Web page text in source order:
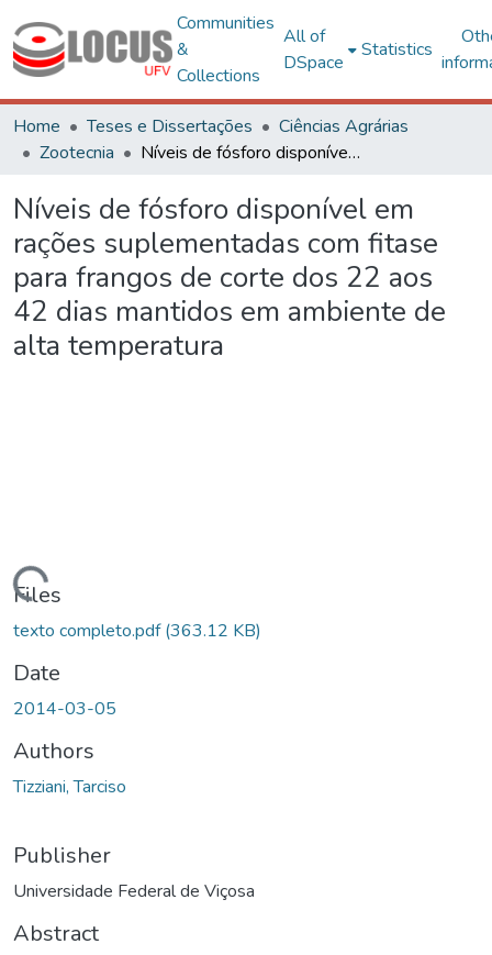
Communities
&
Collections
All of
DSpace
Statistics
Home Teses e Dissertações
Ciências Agrárias
Zootecnia
Níveis de fósforo disponível em rações suplementadas com fitase para frangos de corte dos 22 aos 42 dias mantidos em ambiente de alta temperatura
Níveis de fósforo disponível em
rações suplementadas com fitase
para frangos de corte dos 22 aos
42 dias mantidos em ambiente de
alta temperatura
Files
texto completo.pdf(363.12 KB)
Date
2014-03-05
Authors
Tizziani, Tarciso
Publisher
Universidade Federal de Viçosa
Abstract